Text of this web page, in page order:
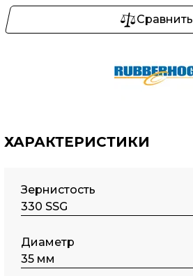
Сравнить
ХАРАКТЕРИСТИКИ
Зернистость
330 SSG
Диаметр
35 мм